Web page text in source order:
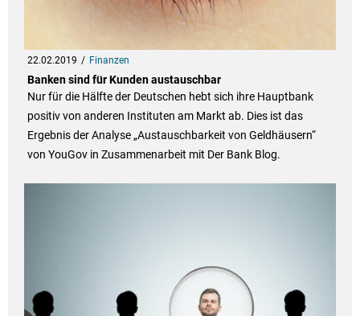
22.02.2019 Finanzen
Banken sind für Kunden austauschbar
Nur für die Hälfte der Deutschen hebt sich ihre Hauptbank
positiv von anderen Instituten am Markt ab. Dies ist das
Ergebnis der Analyse „Austauschbarkeit von Geldhäusern“
von YouGov in Zusammenarbeit mit Der Bank Blog.